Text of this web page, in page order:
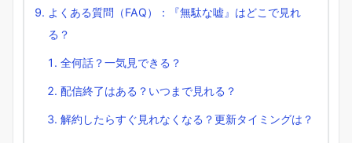
よくある質問（FAQ）：『無駄な嘘』はどこで見れ
る？
全何話？一気見できる？
配信終了はある？いつまで見れる？
解約したらすぐ見れなくなる？更新タイミングは？